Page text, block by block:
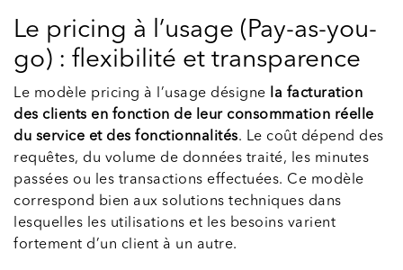
Le pricing à l’usage (Pay-as-you-
go) : flexibilité et transparence
Le modèle pricing à l’usage désigne la facturation
des clients en fonction de leur consommation réelle
du service et des fonctionnalités. Le coût dépend des
requêtes, du volume de données traité, les minutes
passées ou les transactions effectuées. Ce modèle
correspond bien aux solutions techniques dans
lesquelles les utilisations et les besoins varient
fortement d’un client à un autre.